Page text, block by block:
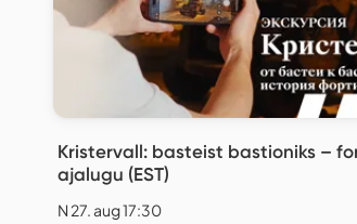
Kristervall: basteist bastioniks –
ajalugu (EST)
N 27. aug 17:30